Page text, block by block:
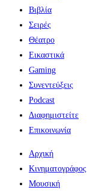
Βιβλία
Σειρές
Θέατρο
Εικαστικά
Gaming
Συνεντεύξεις
Podcast
Διαφημιστείτε
Επικοινωνία
Αρχική
Κινηματογράφος
Μουσική